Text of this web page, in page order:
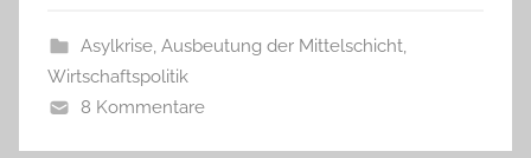
Asylkrise, Ausbeutung der Mittelschicht,
Wirtschaftspolitik
8 Kommentare